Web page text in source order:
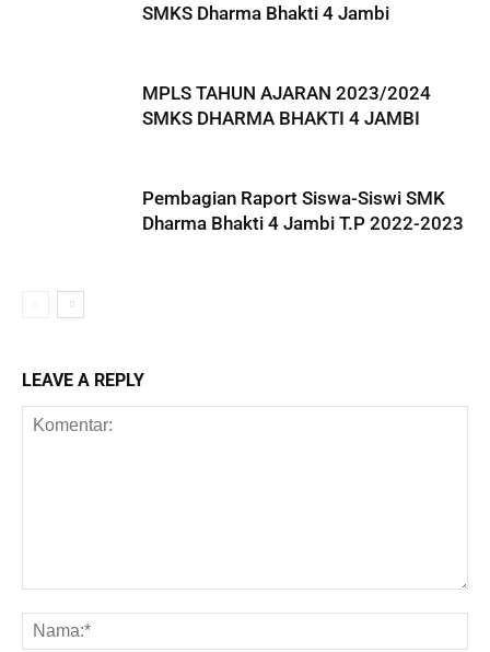
SMKS Dharma Bhakti 4 Jambi
MPLS TAHUN AJARAN 2023/2024
SMKS DHARMA BHAKTI 4 JAMBI
Pembagian Raport Siswa-Siswi SMK
Dharma Bhakti 4 Jambi T.P 2022-2023
LEAVE A REPLY